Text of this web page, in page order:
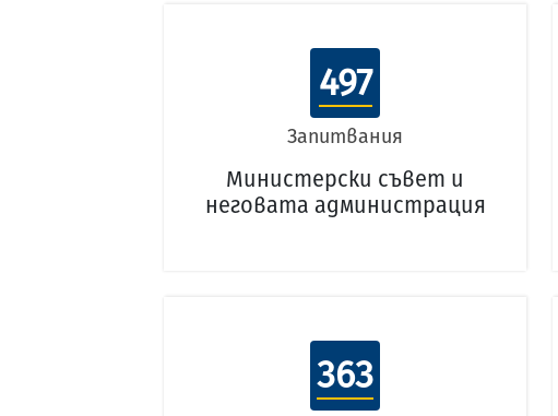
497
Запитвания
Министерски съвет и
неговата администрация
363